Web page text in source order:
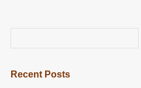
Recent Posts